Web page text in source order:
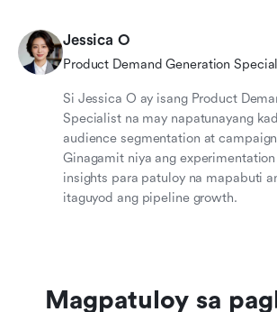
Jessica O
Product Demand Generation
Si Jessica O ay isang Product
Specialist na may napatunayang
audience segmentation at
Ginagamit niya ang
insights para patuloy na mapabuti
itaguyod ang pipeline growth.
Magpatuloy sa